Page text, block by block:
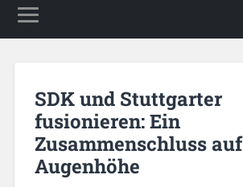
SDK und Stuttgarter
fusionieren: Ein
Zusammenschluss auf
Augenhöhe